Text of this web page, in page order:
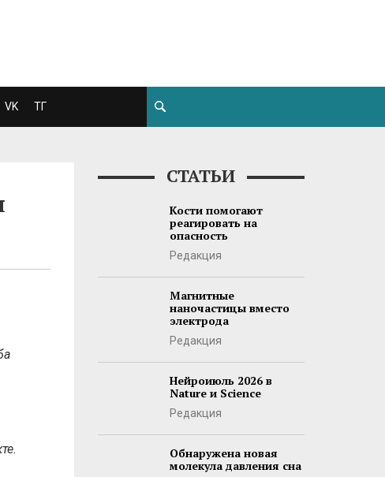
VK ТГ
СТАТЬИ
Кости помогают
реагировать на
опасность
Редакция
Магнитные
наночастицы вместо
электрода
Редакция
Нейроиюль 2026 в
Nature и Science
Редакция
Обнаружена новая
молекула давления сна